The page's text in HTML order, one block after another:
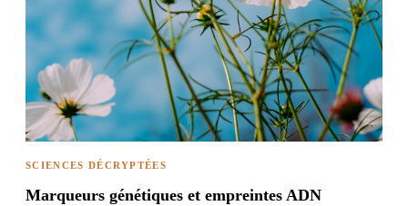
SCIENCES DÉCRYPTÉES
Marqueurs génétiques et empreintes ADN